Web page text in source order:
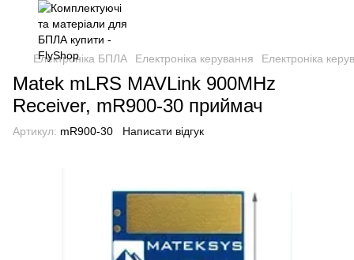
Електроніка БПЛА Електроніка керування Електроніка
Matek mLRS MAVLink 900MHz
Receiver, mR900-30 приймач
Артикул: mR900-30 Написати відгук